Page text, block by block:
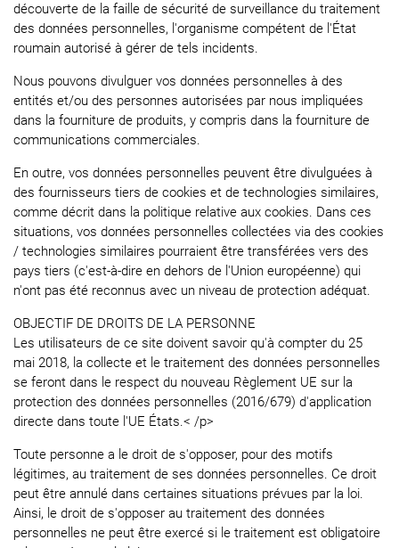
découverte de la faille de sécurité de surveillance du traitement
des données personnelles, l'organisme compétent de l'État
roumain autorisé à gérer de tels incidents.
Nous pouvons divulguer vos données personnelles à des
entités et/ou des personnes autorisées par nous impliquées
dans la fourniture de produits, y compris dans la fourniture de
communications commerciales.
En outre, vos données personnelles peuvent être divulguées à
des fournisseurs tiers de cookies et de technologies similaires,
comme décrit dans la politique relative aux cookies. Dans ces
situations, vos données personnelles collectées via des cookies
/ technologies similaires pourraient être transférées vers des
pays tiers (c'est-à-dire en dehors de l'Union européenne) qui
n'ont pas été reconnus avec un niveau de protection adéquat.
OBJECTIF DE DROITS DE LA PERSONNE
Les utilisateurs de ce site doivent savoir qu'à compter du 25
mai 2018, la collecte et le traitement des données personnelles
se feront dans le respect du nouveau Règlement UE sur la
protection des données personnelles (2016/679) d'application
directe dans toute l'UE États.< /p>
Toute personne a le droit de s'opposer, pour des motifs
légitimes, au traitement de ses données personnelles. Ce droit
peut être annulé dans certaines situations prévues par la loi.
Ainsi, le droit de s'opposer au traitement des données
personnelles ne peut être exercé si le traitement est obligatoire